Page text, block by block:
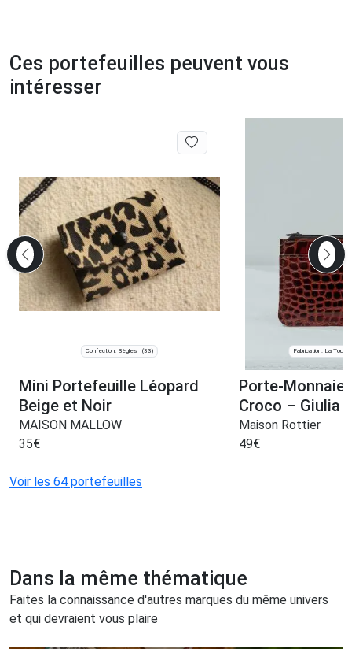
Ces portefeuilles peuvent vous
intéresser
Confection: Bègles (33)
Mini Portefeuille Léopard
Beige et Noir
MAISON MALLOW
35€
Fabrication: La Tour
Porte-Monnaie
Croco – Giulia
Maison Rottier
49€
Voir les 64 portefeuilles
Dans la même thématique
Faites la connaissance d'autres marques du même univers
et qui devraient vous plaire